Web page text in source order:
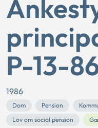
P-13-
1986
Dom Pension
Lov om social pension